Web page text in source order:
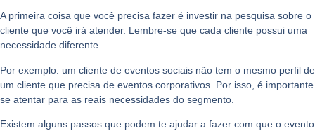
A primeira coisa que você precisa fazer é investir na pesquisa sobre o
cliente que você irá atender. Lembre-se que cada cliente possui uma
necessidade diferente.
Por exemplo: um cliente de eventos sociais não tem o mesmo perfil de
um cliente que precisa de eventos corporativos. Por isso, é importante
se atentar para as reais necessidades do segmento.
Existem alguns passos que podem te ajudar a fazer com que o evento